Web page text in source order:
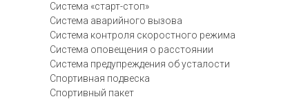
Система «старт-стоп»
Система аварийного вызова
Система контроля скоростного режима
Система оповещения о расстоянии
Система предупреждения об усталости
Спортивная подвеска
Спортивный пакет